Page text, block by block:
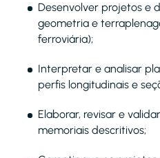
Desenvolver projetos e
geometria e
ferroviária);
Interpretar e analisar
perfis longitudinais e
Elaborar, revisar e
memoriais descritivos;